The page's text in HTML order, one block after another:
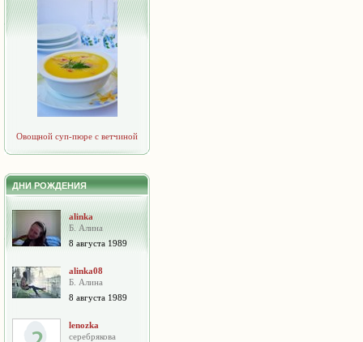
Овощной суп-пюре с ветчиной
ДНИ РОЖДЕНИЯ
alinka
Б. Алина
8 августа 1989
alinka08
Б. Алина
8 августа 1989
lenozka
серебрякова